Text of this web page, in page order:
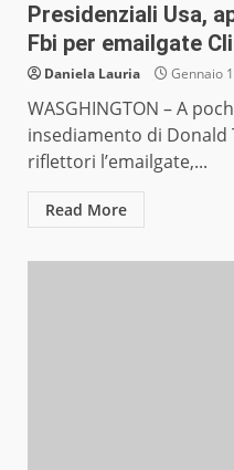
Presidenziali Usa,
Fbi per emailgate
Daniela Lauria Gennaio
WASGHINGTON – A
insediamento di
riflettori l’emailgate,...
Read More